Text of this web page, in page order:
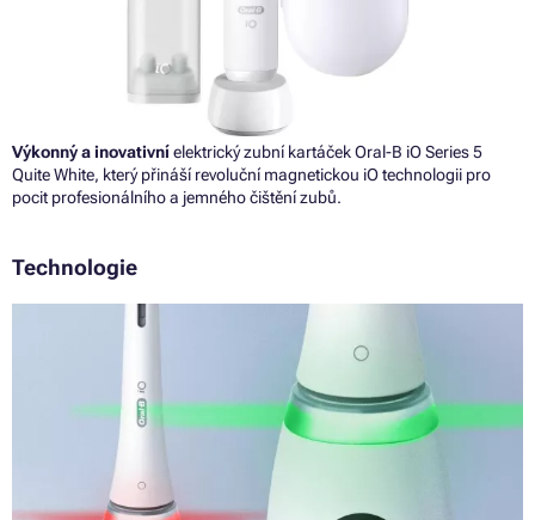
Výkonný a inovativníelektrický zubní kartáček Oral-B iO Series 5
Quite White, který přináší revoluční magnetickou iO technologii pro
pocit profesionálního a jemného čištění zubů.
Technologie